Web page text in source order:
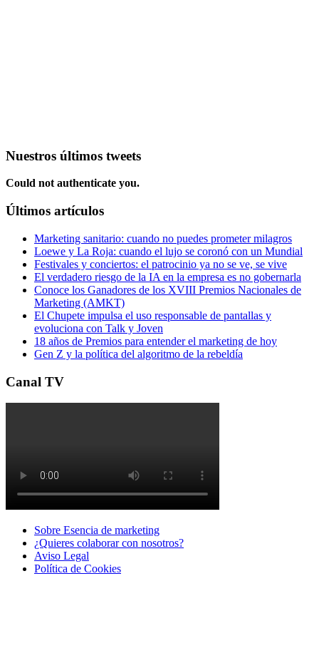
Nuestros últimos tweets
Could not authenticate you.
Últimos artículos
Marketing sanitario: cuando no puedes prometer milagros
Loewe y La Roja: cuando el lujo se coronó con un Mundial
Festivales y conciertos: el patrocinio ya no se ve, se vive
El verdadero riesgo de la IA en la empresa es no gobernarla
Conoce los Ganadores de los XVIII Premios Nacionales de
Marketing (AMKT)
El Chupete impulsa el uso responsable de pantallas y
evoluciona con Talk y Joven
18 años de Premios para entender el marketing de hoy
Gen Z y la política del algoritmo de la rebeldía
Canal TV
Sobre Esencia de marketing
¿Quieres colaborar con nosotros?
Aviso Legal
Polí­tica de Cookies